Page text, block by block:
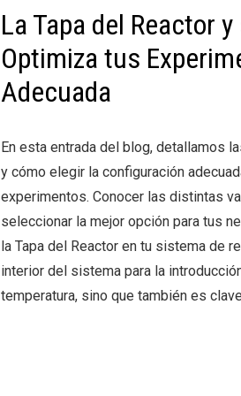
La Tapa del Reactor
Optimiza tus
Adecuada
En esta entrada del blog, detallamos
y cómo elegir la configuración
experimentos. Conocer las distintas
seleccionar la mejor opción para tus
la Tapa del Reactor en tu sistema de
interior del sistema para la
temperatura, sino que también es